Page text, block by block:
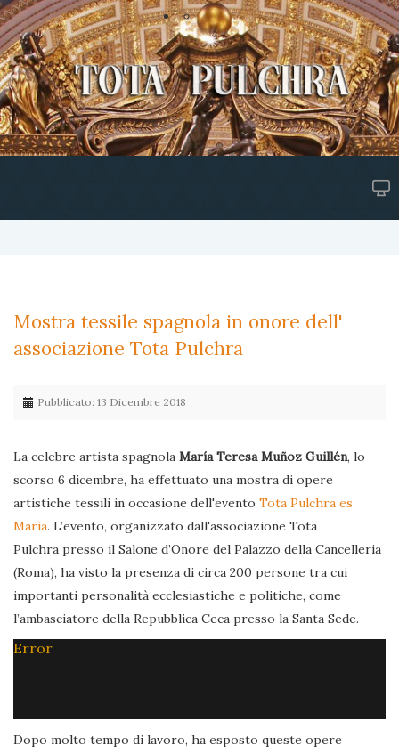
Mostra tessile spagnola in onore dell'
associazione Tota Pulchra
Pubblicato: 13 Dicembre 2018
La celebre artista spagnola María Teresa Muñoz Guillén, lo
scorso 6 dicembre, ha effettuato una mostra di opere
artistiche tessili in occasione dell'evento Tota Pulchra es
Maria. L’evento, organizzato dall'associazione Tota
Pulchra presso il Salone d’Onore del Palazzo della Cancelleria
(Roma), ha visto la presenza di circa 200 persone tra cui
importanti personalità ecclesiastiche e politiche, come
l’ambasciatore della Repubblica Ceca presso la Santa Sede.
Error
Dopo molto tempo di lavoro, ha esposto queste opere